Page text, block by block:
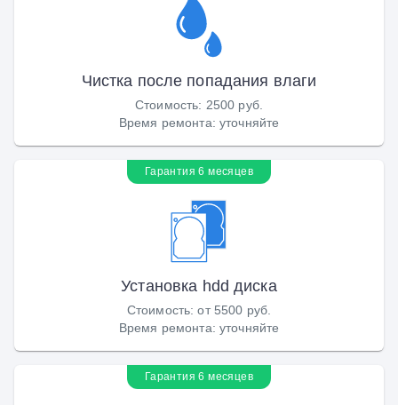
Чистка после попадания влаги
Стоимость: 2500 руб.
Время ремонта: уточняйте
Гарантия 6 месяцев
Установка hdd диска
Стоимость:от 5500 руб.
Время ремонта: уточняйте
Гарантия 6 месяцев